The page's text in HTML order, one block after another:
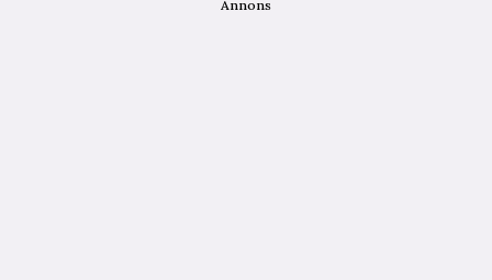
Annons